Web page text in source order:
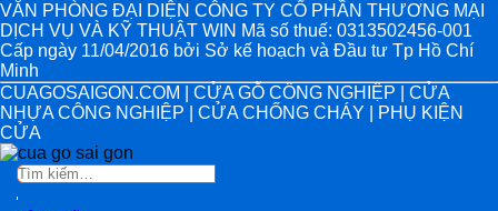
VĂN PHÒNG ĐẠI DIỆN CÔNG TY CỔ PHẦN THƯƠNG MẠI
DỊCH VỤ VÀ KỸ THUẬT WIN Mã số thuế: 0313502456-001
Cấp ngày 11/04/2016 bởi Sở kế hoạch và Đầu tư Tp Hồ Chí
Minh
CUAGOSAIGON.COM | CỬA GỖ CÔNG NGHIỆP | CỬA
NHỰA CÔNG NGHIỆP | CỬA CHỐNG CHÁY | PHỤ KIỆN
CỬA
Tìm